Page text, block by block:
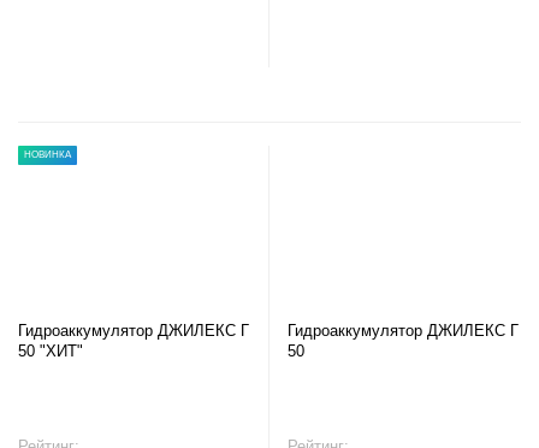
НОВИНКА
Гидроаккумулятор ДЖИЛЕКС Г
50 "ХИТ"
Гидроаккумулятор ДЖИЛЕКС Г
50